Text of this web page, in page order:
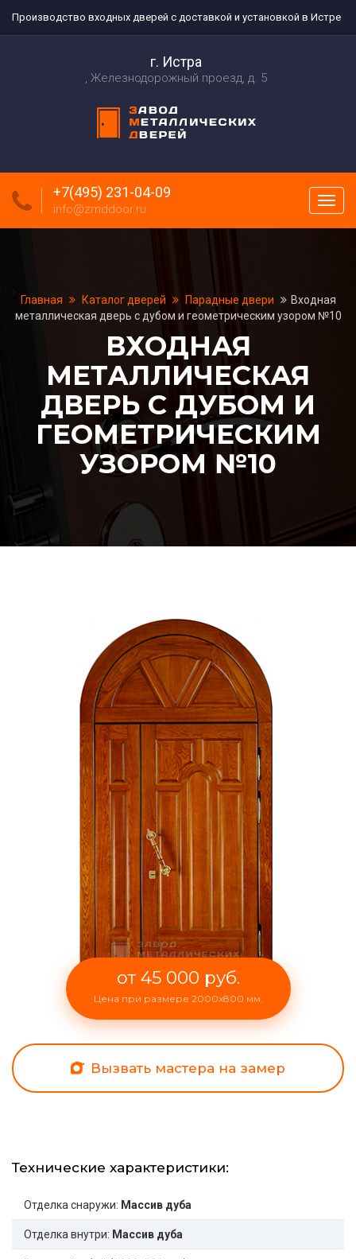
Производство входных дверей с доставкой и установкой в Истре
г. Истра
Железнодорожный проезд, д. 5
меню
+7(495) 231-04-09
info@zmddoor.ru
Главная Каталог дверей Парадные двери
Входная
металлическая дверь с дубом и геометрическим узором №10
ВХОДНАЯ
МЕТАЛЛИЧЕСКАЯ
ДВЕРЬ С ДУБОМ И
ГЕОМЕТРИЧЕСКИМ
УЗОРОМ №10
от 45 000 руб.
Цена при размере 2000x800 мм.
Вызвать мастера на замер
Технические характеристики:
Отделка снаружи: Массив дуба
Отделка внутри: Массив дуба